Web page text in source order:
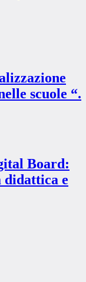
scuole “.
Board:
didattica e